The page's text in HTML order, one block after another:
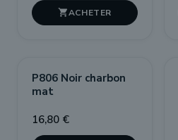

P806 Noir charbon
mat
16,80 €